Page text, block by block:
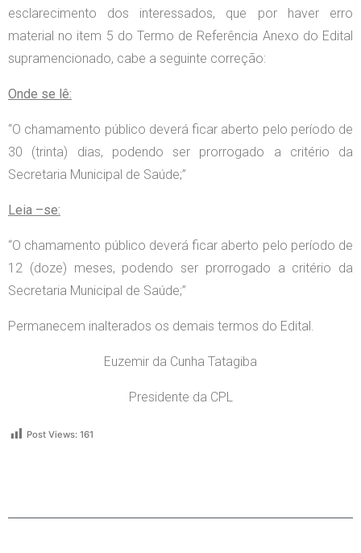
esclarecimento dos interessados, que por haver erro
material no item 5 do Termo de Referência Anexo do Edital
supramencionado, cabe a seguinte correção:
Onde se lê:
“O chamamento público deverá ficar aberto pelo período de
30 (trinta) dias, podendo ser prorrogado a critério da
Secretaria Municipal de Saúde;”
Leia –se:
“O chamamento público deverá ficar aberto pelo período de
12 (doze) meses, podendo ser prorrogado a critério da
Secretaria Municipal de Saúde;”
Permanecem inalterados os demais termos do Edital.
Euzemir da Cunha Tatagiba
Presidente da CPL
Post Views: 161